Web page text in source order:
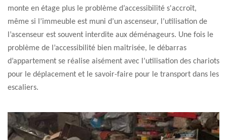
monte en étage plus le problème d’accessibilité s'accroît,
même si l’immeuble est muni d’un ascenseur, l’utilisation de
l’ascenseur est souvent interdite aux déménageurs. Une fois le
problème de l’accessibilité bien maîtrisée, le débarras
d’appartement se réalise aisément avec l’utilisation des chariots
pour le déplacement et le savoir-faire pour le transport dans les
escaliers.